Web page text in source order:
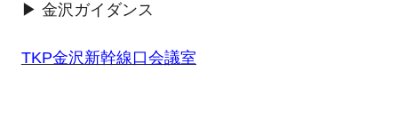
▶ 金沢ガイダンス
TKP金沢新幹線口会議室